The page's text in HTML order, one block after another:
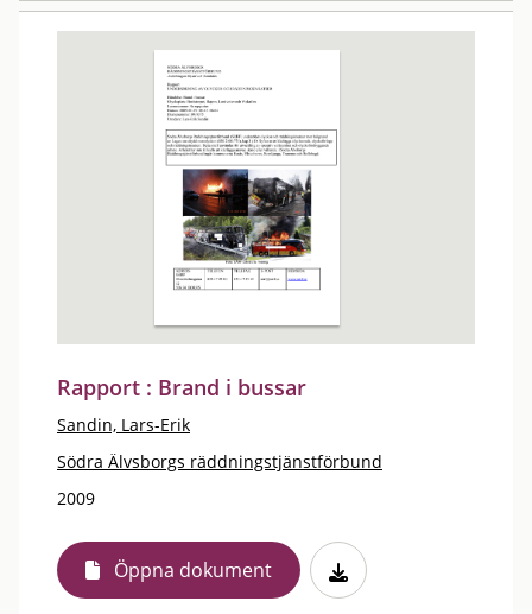
Rapport : Brand i bussar
Sandin, Lars-Erik
Södra Älvsborgs räddningstjänstförbund
2009
Öppna dokument